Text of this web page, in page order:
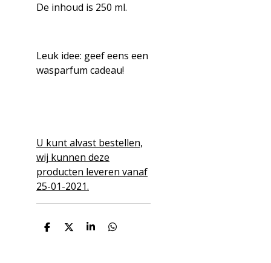
De inhoud is 250 ml.
Leuk idee: geef eens een
wasparfum cadeau!
U kunt alvast bestellen,
wij kunnen deze
producten leveren vanaf
25-01-2021.
D
D
S
D